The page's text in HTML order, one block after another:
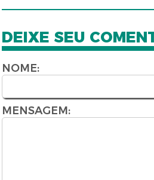
DEIXE SEU
NOME:
MENSAGEM: